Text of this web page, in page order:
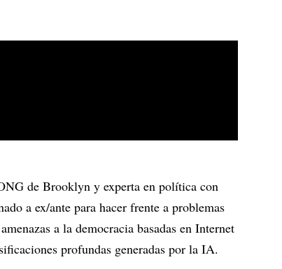
de Brooklyn y experta en política con
a ex/ante para hacer frente a problemas
a la democracia basadas en Internet
profundas generadas por la IA.